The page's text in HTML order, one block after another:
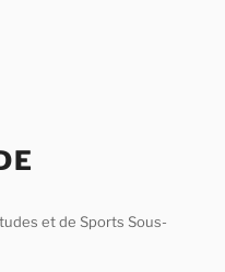
et de Sports Sous-